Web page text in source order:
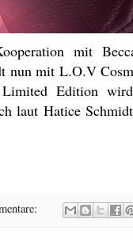
mit
nun mit L.O.V
Edition
laut Hatice